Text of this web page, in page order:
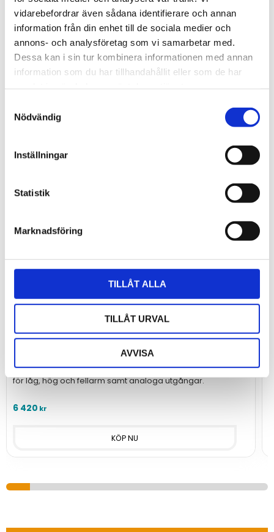
vidarebefordrar även sådana identifierare och annan
information från din enhet till de sociala medier och
annons- och analysföretag som vi samarbetar med.
Dessa kan i sin tur kombinera informationen med annan
information som du har tillhandahållit eller som de har
Nödvändig
Inställningar
Statistik
Marknadsföring
TILLÅT ALLA
TILLÅT URVAL
AVVISA
Bli den första att lämna ett omdöme.
Gaslarmcentral µGAS 1-32 kanaler
Larmcentral för upp till 32 gasdetektorer med reläutgångar
för låg, hög och fellarm samt analoga utgångar.
6 420 kr